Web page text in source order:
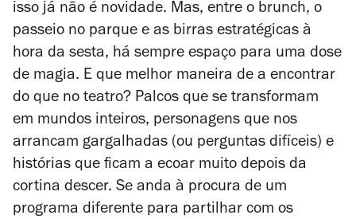
isso já não é novidade. Mas, entre o brunch, o
passeio no parque e as birras estratégicas à
hora da sesta, há sempre espaço para uma dose
de magia. E que melhor maneira de a encontrar
do que no teatro? Palcos que se transformam
em mundos inteiros, personagens que nos
arrancam gargalhadas (ou perguntas difíceis) e
histórias que ficam a ecoar muito depois da
cortina descer. Se anda à procura de um
programa diferente para partilhar com os